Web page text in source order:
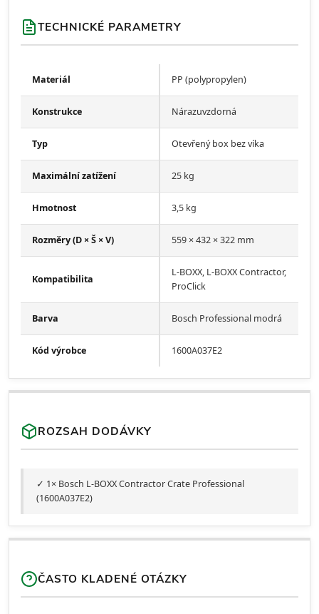
TECHNICKÉ PARAMETRY
Materiál PP (polypropylen)
Konstrukce Nárazuvzdorná
Typ Otevřený box bez víka
Maximální zatížení 25 kg
Hmotnost 3,5 kg
Rozměry (D × Š × V) 559 × 432 × 322 mm
Kompatibilita
L-BOXX, L-BOXX Contractor,
ProClick
Barva Bosch Professional modrá
Kód výrobce 1600A037E2
ROZSAH DODÁVKY
✓ 1× Bosch L-BOXX Contractor Crate Professional
(1600A037E2)
ČASTO KLADENÉ OTÁZKY